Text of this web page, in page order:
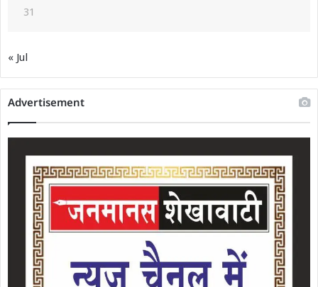
31
« Jul
Advertisement